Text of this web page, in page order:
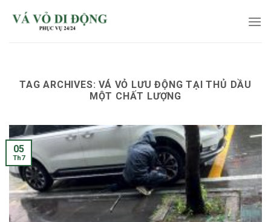
TAG ARCHIVES:VÁ VỎ LƯU ĐỘNG TẠI THỦ DẦU
MỘT CHẤT LƯỢNG
05
Th7